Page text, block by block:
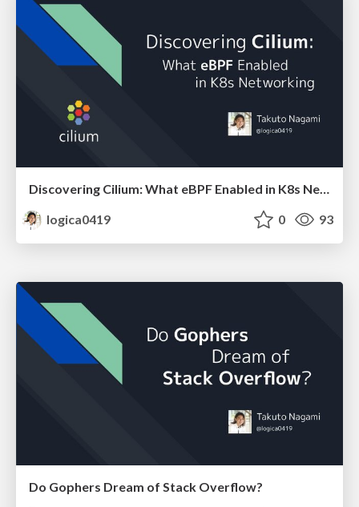
logica0419
0 93
Do Gophers Dream of Stack Overflow?